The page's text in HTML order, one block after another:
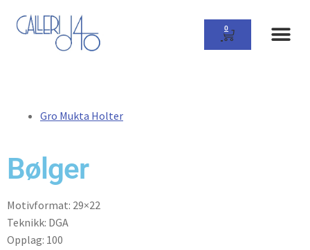
0
Gro Mukta Holter
Bølger
Motivformat: 29×22
Teknikk: DGA
Opplag: 100